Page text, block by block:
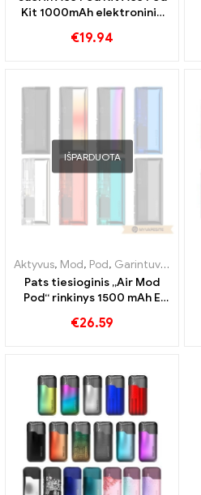
Kit 1000mAh elektroninių
prekyba pagal užsakymą
€19.94
IŠPARDUOTA
Aktyvus, Mod, Pod, Garintuvas
Pats tiesioginis „Air Mod
Pod“ rinkinys 1500 mAh E
prekyba 丨Custom
€26.59